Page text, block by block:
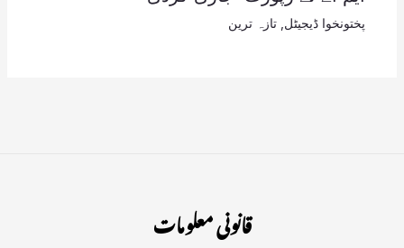
پختونخوا ڈیجیٹل تازہ ترین
قانونی معلومات